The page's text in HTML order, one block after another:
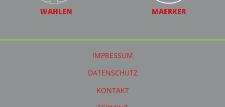
WAHLEN MAERKER
IMPRESSUM
DATENSCHUTZ
KONTAKT